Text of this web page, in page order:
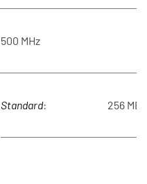
500 MHz
Standard: 256 MB